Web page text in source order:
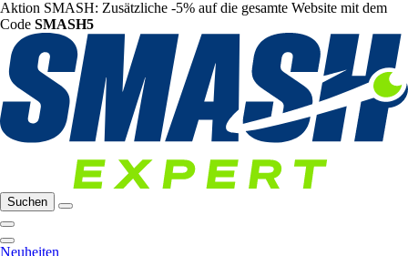
Aktion SMASH: Zusätzliche -5% auf die gesamte Website mit dem
Code SMASH5
Suchen
Neuheiten